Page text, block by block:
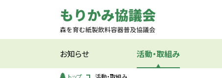
お知らせ 活動・取組み
トップ 活動・取組み